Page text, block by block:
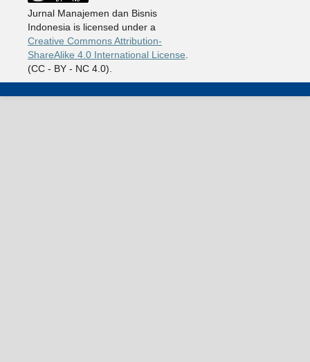
Jurnal Manajemen dan Bisnis
Indonesia is licensed under a
Creative Commons Attribution-
ShareAlike 4.0 International License
(CC - BY - NC 4.0).